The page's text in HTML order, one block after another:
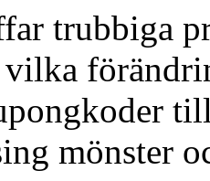
trubbiga
mönster